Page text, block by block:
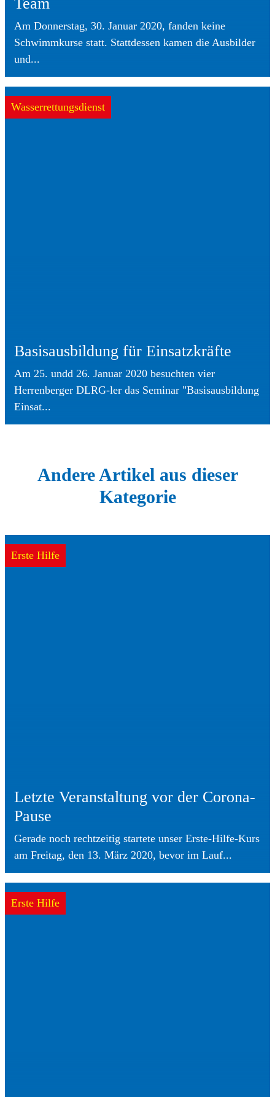
Am Donnerstag, 30. Januar 2020, fanden keine
Schwimmkurse statt. Stattdessen kamen die Ausbilder
und...
Wasserrettungsdienst
Basisausbildung für Einsatzkräfte
Am 25. undd 26. Januar 2020 besuchten vier
Herrenberger DLRG-ler das Seminar "Basisausbildung
Einsat...
Andere Artikel aus dieser
Kategorie
Erste Hilfe
Letzte Veranstaltung vor der Corona-
Pause
Gerade noch rechtzeitig startete unser Erste-Hilfe-Kurs
am Freitag, den 13. März 2020, bevor im Lauf...
Erste Hilfe